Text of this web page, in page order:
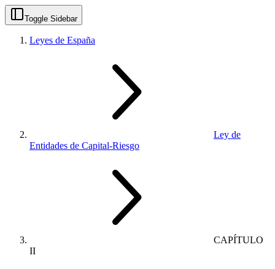
Toggle Sidebar
Leyes de España
Ley de
Entidades de Capital-Riesgo
CAPÍTULO
II